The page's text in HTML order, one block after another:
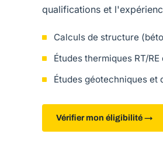
qualifications et
Calculs de structure
Études thermiques RT/
Études géotechniques et
Vérifier mon éligibilité →